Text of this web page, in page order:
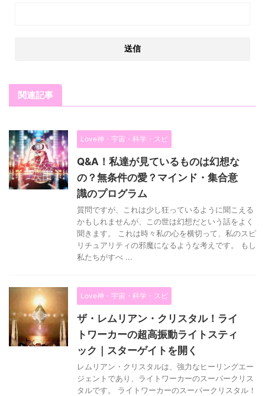
関連記事
Love神・宇宙・科学・スピ
Q&A！私達が見ているものは幻想な
の？無条件の愛？マインド・集合意
識のプログラム
質問ですが、これは少し狂っているように聞こえる
かもしれませんが、この世は幻想だという話をよく
聞きます。 これは時々私の心を横切って、私のスピ
リチュアリティの邪魔になるような考えです。 もし
私たちがすべ ...
Love神・宇宙・科学・スピ
ザ・レムリアン・クリスタル！ライ
トワーカーの超高振動ライトスティ
ック｜スターゲイトを開く
レムリアン・クリスタルは、強力なヒーリングエー
ジェントであり、ライトワーカーのスーパークリス
タルです。 ライトワーカーのスーパークリスタル！